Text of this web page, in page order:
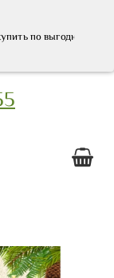
по выгодной